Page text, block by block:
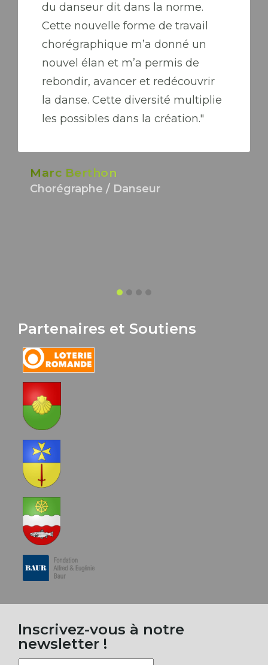
du danseur dit dans la norme.
Cette nouvelle forme de travail
chorégraphique m’a donné un
nouvel élan et m’a permis de
rebondir, avancer et redécouvrir
la danse. Cette diversité multiplie
les possibles dans la création."
Marc Berthon
Chorégraphe / Danseur
Partenaires et Soutiens
Inscrivez-vous à notre
newsletter !